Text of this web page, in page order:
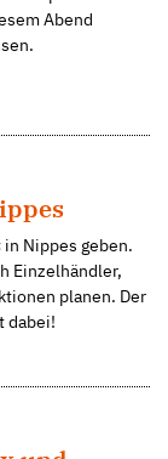
Abend
Nippes geben.
Einzelhändler,
planen. Der
dabei!